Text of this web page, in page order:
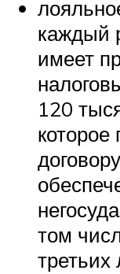
каждый
имеет
120
которое
том
третьих